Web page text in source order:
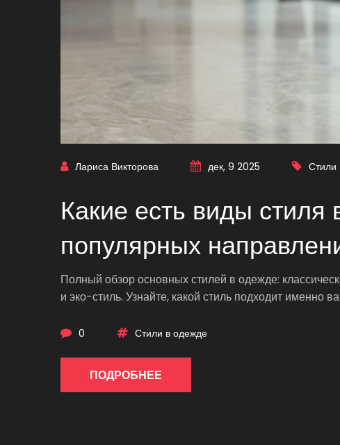
Лариса Викторова дек, 9 2025 Стили
Какие есть виды
популярных
Полный обзор основных стилей в одежде:
и эко-стиль. Узнайте, какой стиль подходит именно
0 Стили в одежде
ПОДРОБНЕЕ